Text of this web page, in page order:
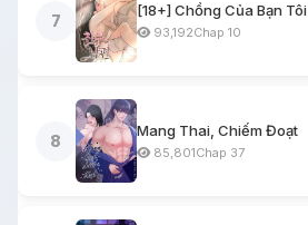
7
[18+] Chồng Của Bạn Tôi
93,192Chap 10
8
Mang Thai, Chiếm Đoạt
85,801Chap 37